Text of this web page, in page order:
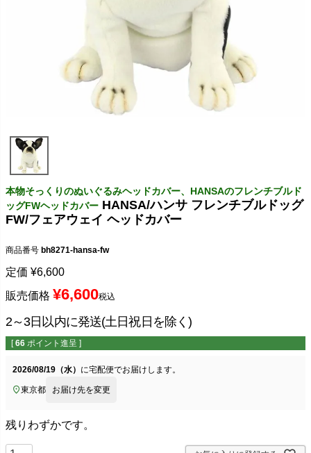
本物そっくりのぬいぐるみヘッドカバー、HANSAのフレンチブルド
ッグFWヘッドカバー HANSA/ハンサ フレンチブルドッグ
FW/フェアウェイ ヘッドカバー
商品番号 bh8271-hansa-fw
定価 ¥6,600
販売価格 ¥6,600税込
2～3日以内に発送(土日祝日を除く)
[ 66 ポイント進呈 ]
2026/08/19（水） に宅配便でお届けします。
東京都 お届け先を変更
残りわずかです。